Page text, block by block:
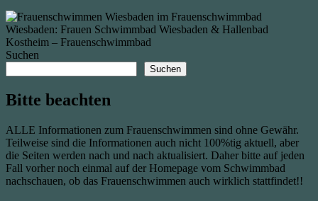
Suchen
Suchen
Bitte beachten
ALLE Informationen zum Frauenschwimmen sind ohne Gewähr.
Teilweise sind die Informationen auch nicht 100%tig aktuell, aber
die Seiten werden nach und nach aktualisiert. Daher bitte auf jeden
Fall vorher noch einmal auf der Homepage vom Schwimmbad
nachschauen, ob das Frauenschwimmen auch wirklich stattfindet!!